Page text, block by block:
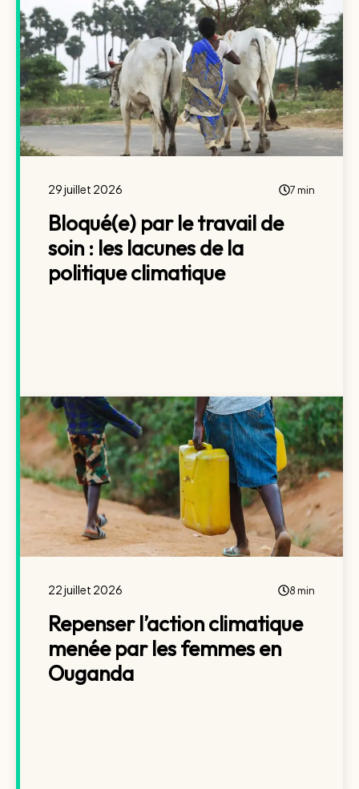
29 juillet 2026 7 min
Bloqué(e) par le travail de
soin : les lacunes de la
politique climatique
22 juillet 2026 8 min
Repenser l’action climatique
menée par les femmes en
Ouganda